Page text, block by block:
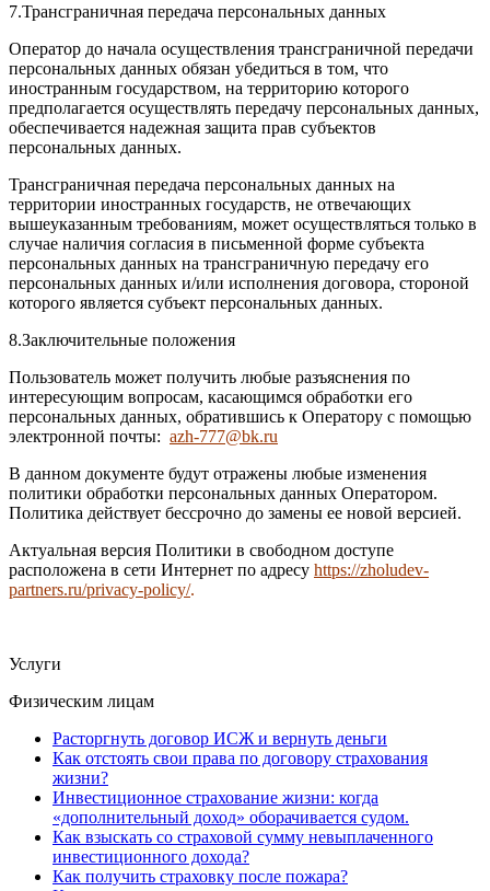
7.Трансграничная передача персональных данных
Оператор до начала осуществления трансграничной передачи
персональных данных обязан убедиться в том, что
иностранным государством, на территорию которого
предполагается осуществлять передачу персональных данных,
обеспечивается надежная защита прав субъектов
персональных данных.
Трансграничная передача персональных данных на
территории иностранных государств, не отвечающих
вышеуказанным требованиям, может осуществляться только в
случае наличия согласия в письменной форме субъекта
персональных данных на трансграничную передачу его
персональных данных и/или исполнения договора, стороной
которого является субъект персональных данных.
8.Заключительные положения
Пользователь может получить любые разъяснения по
интересующим вопросам, касающимся обработки его
персональных данных, обратившись к Оператору с помощью
электронной почты: azh-777@bk.ru
В данном документе будут отражены любые изменения
политики обработки персональных данных Оператором.
Политика действует бессрочно до замены ее новой версией.
Актуальная версия Политики в свободном доступе
расположена в сети Интернет по адресу https://zholudev-
partners.ru/privacy-policy/.
Услуги
Физическим лицам
Расторгнуть договор ИСЖ и вернуть деньги
Как отстоять свои права по договору страхования
жизни?
Инвестиционное страхование жизни: когда
«дополнительный доход» оборачивается судом.
Как взыскать со страховой сумму невыплаченного
инвестиционного дохода?
Как получить страховку после пожара?